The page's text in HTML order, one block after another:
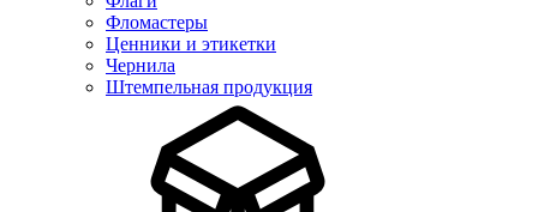
Фломастеры
Ценники и этикетки
Чернила
Штемпельная продукция